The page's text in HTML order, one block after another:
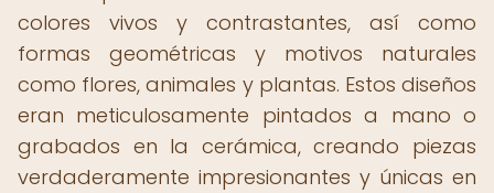
colores vivos y contrastantes, así como
formas geométricas y motivos naturales
como flores, animales y plantas. Estos diseños
eran meticulosamente pintados a mano o
grabados en la cerámica, creando piezas
verdaderamente impresionantes y únicas en